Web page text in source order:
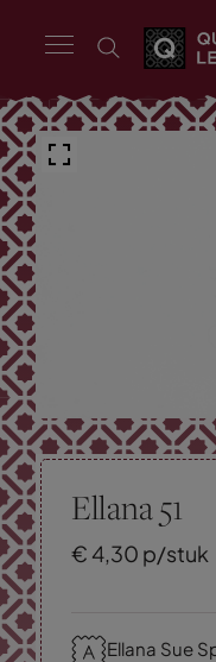
Ellana 51
€ 4,30 p/stuk
Ellana Sue